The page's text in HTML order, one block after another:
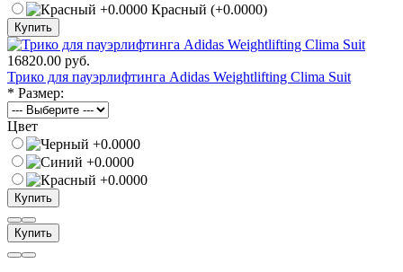
Красный (+0.0000)
Купить
16820.00 руб.
Трико для пауэрлифтинга Adidas Weightlifting Clima Suit
* Размер:
Цвет
Купить
Купить